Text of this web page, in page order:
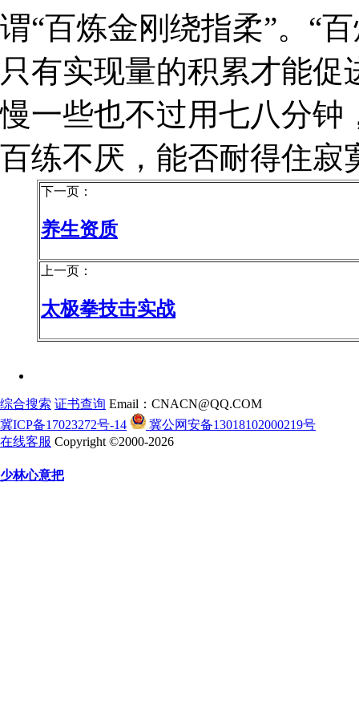
谓“百炼金刚绕指柔”。“
只有实现量的积累才能
慢一些也不过用七八分钟
百练不厌，能否耐得住寂
下一页：
养生资质
上一页：
太极拳技击实战
综合搜索 证书查询 Email：CNACN@QQ.COM
冀ICP备17023272号-14
冀公网安备13018102000219号
在线客服 Copyright ©2000-2026
少林心意把